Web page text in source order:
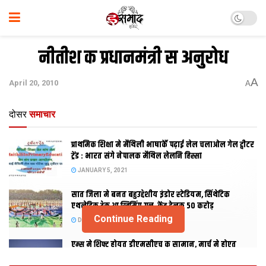
नीतीश क प्रधानमंत्री स अनुरोध
April 20, 2010 AA
दोसर समाचार
प्राथमिक शि‍क्षा मे मैथि‍ली भाषाकेँ पढ़ाई लेल चलाओल गेल ट्वीटर
ट्रेंड : भारत संगे नेपालक मैथिल लेलनि हिस्सा
JANUARY 5, 2021
सात जिला मे बनत बहुउद्देशीय इंडोर स्‍टेडि‍यम, सिंथेटिक
एथलेटिक ट्रेक आ स्विमिंग पुल, केंद्र देलक 50 करोड़
DECEMBER 26, 2020
एम्स मे शिफ्ट होयत डीएमसीएच क सामान, मार्च मे होएत
Continue Reading